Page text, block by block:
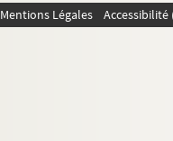
Mentions Légales